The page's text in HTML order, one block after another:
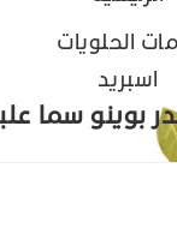
الحلويات
اسبريد
بوينو سما علبة